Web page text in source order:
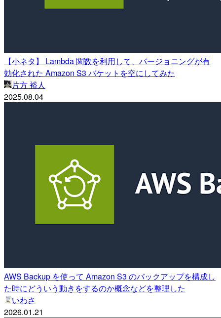
【小ネタ】 Lambda 関数を利用して、バージョニングが有
効化された Amazon S3 バケットを空にしてみた
片方 裕人
2025.08.04
AWS Backup を使って Amazon S3 のバックアップを構成し
た時にどういう動きをするのか概念などを整理した
いわさ
2026.01.21